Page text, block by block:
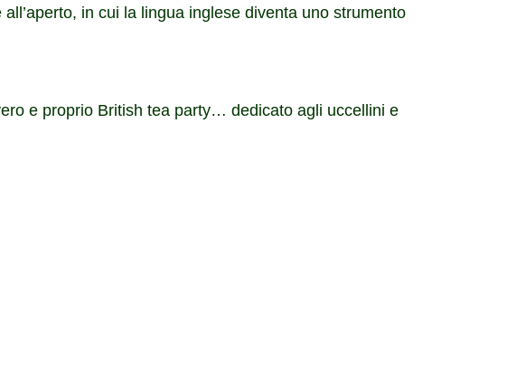
in cui la lingua inglese diventa uno strumento
e proprio British tea party… dedicato agli uccellini e